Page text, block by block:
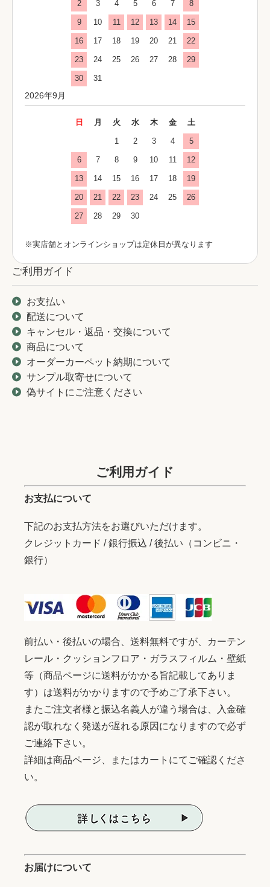
2 3 4 5 6 7 8
9 10 11 12 13 14 15
16 17 18 19 20 21 22
23 24 25 26 27 28 29
30 31
2026年9月
日 月 火 水 木 金 土
1 2 3 4 5
6 7 8 9 10 11 12
13 14 15 16 17 18 19
20 21 22 23 24 25 26
27 28 29 30
※実店舗とオンラインショップは定休日が異なります
ご利用ガイド
お支払い
配送について
キャンセル・返品・交換について
商品について
オーダーカーペット納期について
サンプル取寄せについて
偽サイトにご注意ください
ご利用ガイド
お支払について
下記のお支払方法をお選びいただけます。
クレジットカード / 銀行振込 / 後払い（コンビニ・
銀行）
前払い・後払いの場合、送料無料ですが、カーテン
レール・クッションフロア・ガラスフィルム・壁紙
等（商品ページに送料がかかる旨記載してありま
す）は送料がかかりますので予めご了承下さい。
またご注文者様と振込名義人が違う場合は、入金確
認が取れなく発送が遅れる原因になりますので必ず
ご連絡下さい。
詳細は商品ページ、またはカートにてご確認くださ
い。
お届けについて